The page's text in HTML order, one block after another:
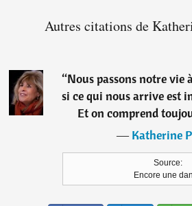
Autres citations de
“Nous passons notre vie
si ce qui nous arrive est
Et on comprend
―Katherine
Source:
Encore une